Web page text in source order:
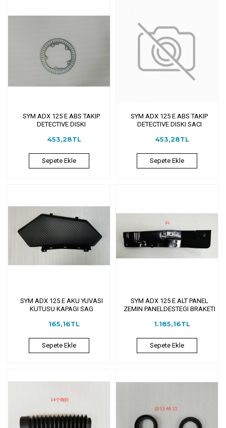
SYM ADX 125 E ABS TAKIP
DETECTIVE DISKI
453,28TL
Sepete Ekle
SYM ADX 125 E ABS TAKIP
DETECTIVE DISKI SACI
453,28TL
Sepete Ekle
SYM ADX 125 E AKU YUVASI
KUTUSU KAPAGI SAG
165,16TL
Sepete Ekle
SYM ADX 125 E ALT PANEL
ZEMIN PANELDESTEGI BRAKETI
1.185,16TL
Sepete Ekle